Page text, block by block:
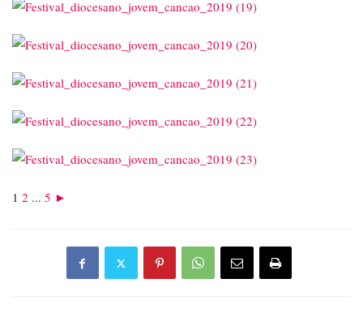
1 2 ... 5 ►